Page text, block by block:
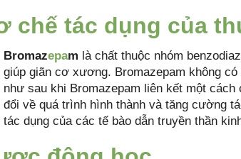
chế tác dụng của
Bromazepam là chất thuộc nhóm
giúp giãn cơ xương. Bromazepam không có
như sau khi Bromazepam liên kết một
đổi về quá trình hình thành và tăng cường
tác dụng của các tế bào dẫn truyền thần